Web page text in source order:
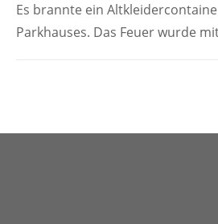
Es brannte ein
Parkhauses. Das Feuer wurde